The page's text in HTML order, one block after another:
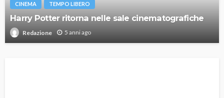
CINEMA TEMPO LIBERO
Harry Potter ritorna nelle sale cinematografiche
Redazione 5 anni ago